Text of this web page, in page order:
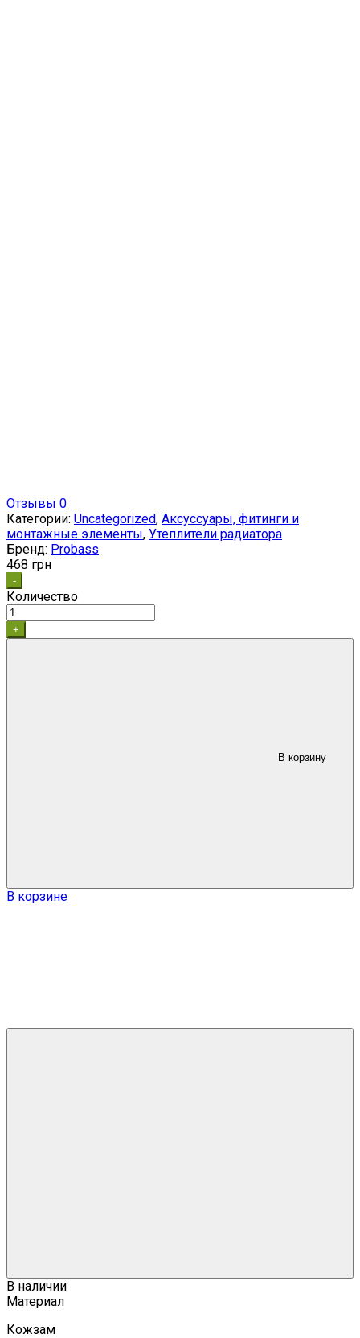
Отзывы 0
Категории: Uncategorized, Аксуссуары, фитинги и
монтажные элементы, Утеплители радиатора
Бренд: Probass
468 грн
-
Количество
+
В корзину
В корзине
В наличии
Материал
Кожзам